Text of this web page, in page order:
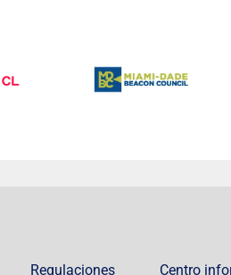
Regulaciones Centro